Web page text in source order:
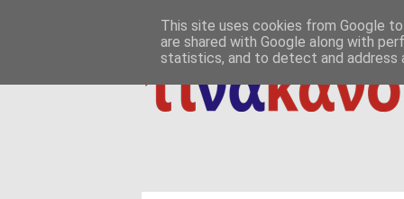
ΑΡΧΙΚΗ ΠΟΙΟΣ ΤΙ ΠΟΥ ΠΡΟΣ ΤΟ
ΕΠΙΚΟΙΝΩΝΙΑ
δημιουργία / εδαφικές, ανθρωπολογικές
This site uses cookies from Google
are shared with Google along with
statistics, and to detect and address